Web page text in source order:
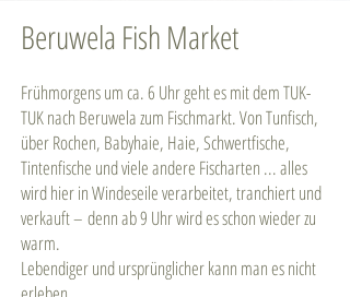
Beruwela Fish Market
Frühmorgens um ca. 6 Uhr geht es mit dem TUK-
TUK nach Beruwela zum Fischmarkt. Von Tunfisch,
über Rochen, Babyhaie, Haie, Schwertfische,
Tintenfische und viele andere Fischarten ... alles
wird hier in Windeseile verarbeitet, tranchiert und
verkauft – denn ab 9 Uhr wird es schon wieder zu
warm.
Lebendiger und ursprünglicher kann man es nicht